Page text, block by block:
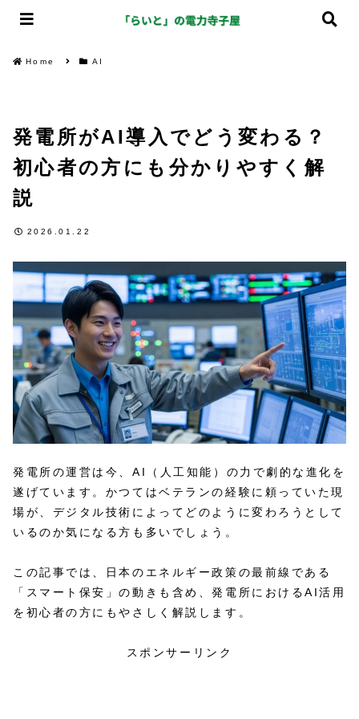
Home AI
発電所がAI導入でどう変わる？
初心者の方にも分かりやすく解
説
2026.01.22
発電所の運営は今、AI（人工知能）の力で劇的な進化を
遂げています。かつてはベテランの経験に頼っていた現
場が、デジタル技術によってどのように変わろうとして
いるのか気になる方も多いでしょう。
この記事では、日本のエネルギー政策の最前線である
「スマート保安」の動きも含め、発電所におけるAI活用
を初心者の方にもやさしく解説します。
スポンサーリンク